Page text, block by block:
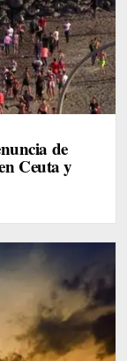
de
Ceuta y